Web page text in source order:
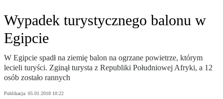
Wypadek turystycznego balonu w
Egipcie
W Egipcie spadł na ziemię balon na ogrzane powietrze, którym
lecieli turyści. Zginął turysta z Republiki Południowej Afryki, a 12
osób zostało rannych
Publikacja: 05.01.2018 10:22